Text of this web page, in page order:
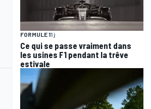
FORMULE 11 j
Ce qui se passe vraiment dans
les usines F1 pendant la trêve
estivale